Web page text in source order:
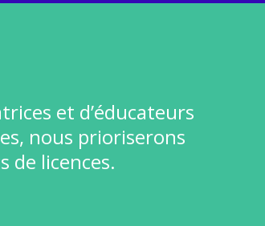
et d’éducateurs
nous prioriserons
de licences.